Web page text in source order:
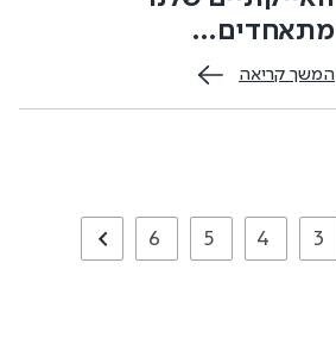
מתאחדים…
המשך קריאה
Page
3
Page
4
Page
5
Page
6